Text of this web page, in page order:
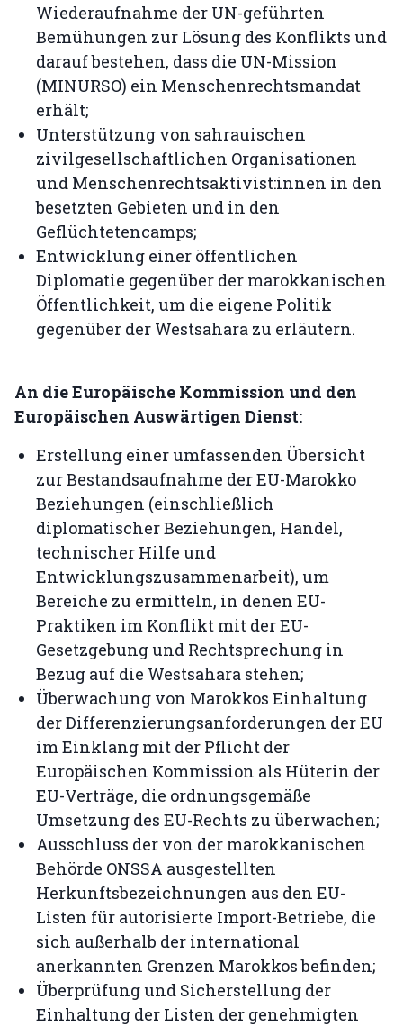
Wiederaufnahme der UN-geführten
Bemühungen zur Lösung des Konflikts und
darauf bestehen, dass die UN-Mission
(MINURSO) ein Menschenrechtsmandat
erhält;
Unterstützung von sahrauischen
zivilgesellschaftlichen Organisationen
und Menschenrechtsaktivist:innen in den
besetzten Gebieten und in den
Geflüchtetencamps;
Entwicklung einer öffentlichen
Diplomatie gegenüber der marokkanischen
Öffentlichkeit, um die eigene Politik
gegenüber der Westsahara zu erläutern.
An die Europäische Kommission und den
Europäischen Auswärtigen Dienst:
Erstellung einer umfassenden Übersicht
zur Bestandsaufnahme der EU-Marokko
Beziehungen (einschließlich
diplomatischer Beziehungen, Handel,
technischer Hilfe und
Entwicklungszusammenarbeit), um
Bereiche zu ermitteln, in denen EU-
Praktiken im Konflikt mit der EU-
Gesetzgebung und Rechtsprechung in
Bezug auf die Westsahara stehen;
Überwachung von Marokkos Einhaltung
der Differenzierungsanforderungen der EU
im Einklang mit der Pflicht der
Europäischen Kommission als Hüterin der
EU-Verträge, die ordnungsgemäße
Umsetzung des EU-Rechts zu überwachen;
Ausschluss der von der marokkanischen
Behörde ONSSA ausgestellten
Herkunftsbezeichnungen aus den EU-
Listen für autorisierte Import-Betriebe, die
sich außerhalb der international
anerkannten Grenzen Marokkos befinden;
Überprüfung und Sicherstellung der
Einhaltung der Listen der genehmigten